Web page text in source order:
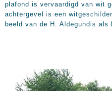
plafond is vervaardigd van wit
achtergevel is een
beeld van de H. Aldegundis als